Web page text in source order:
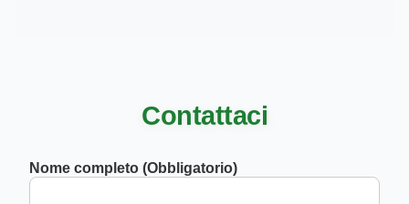
Contattaci
Nome completo (Obbligatorio)